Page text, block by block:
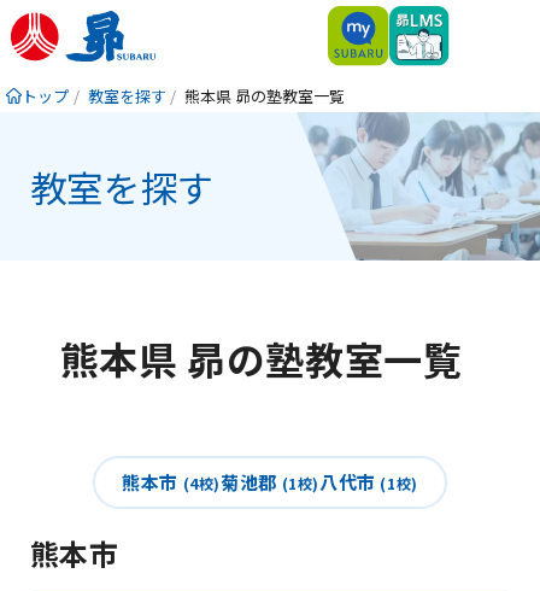
トップ 教室を探す 熊本県 昴の塾教室一覧
教室を探す
熊本県 昴の塾教室一覧
熊本市 (4校)菊池郡 (1校)八代市 (1校)
熊本市